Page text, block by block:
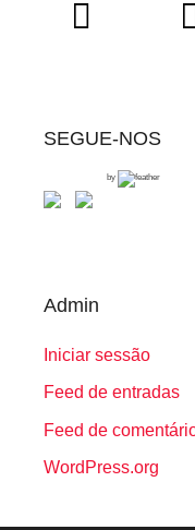
SEGUE-NOS
by
Admin
Iniciar sessão
Feed de entradas
Feed de
WordPress.org